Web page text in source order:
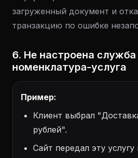
загруженный документ и
транзакцию по ошибке
6. Не настроена служба
номенклатура-услуга
Пример:
Клиент выбрал
рублей".
Сайт передал эту